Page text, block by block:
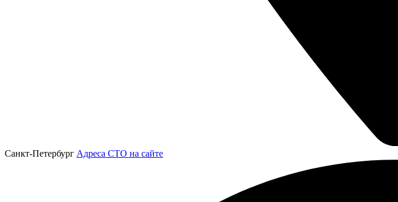
Санкт-Петербург Адреса СТО на сайте